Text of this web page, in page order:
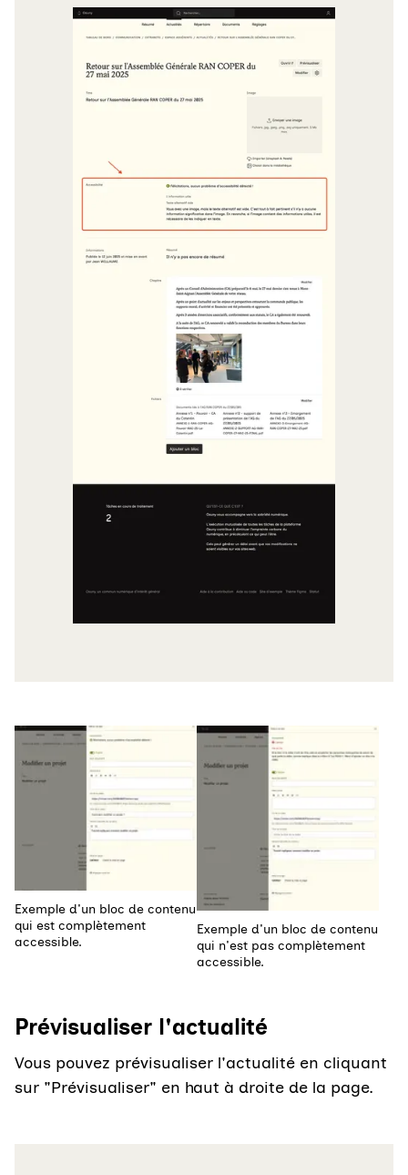
Agrandir l'image
Exemple d'un bloc de contenu
qui est complètement
accessible.
Agrandir l'image
Exemple d'un bloc de contenu
qui n'est pas complètement
accessible.
Prévisualiser l'actualité
Vous pouvez prévisualiser l'actualité en cliquant
sur "Prévisualiser" en haut à droite de la page.